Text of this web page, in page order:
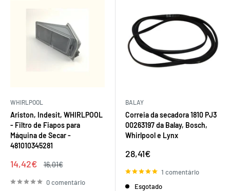
WHIRLPOOL
Ariston, Indesit, WHIRLPOOL
- Filtro de Fiapos para
Máquina de Secar -
481010345281
Preço
venda
14,42€
Preço
16,01€
0 comentário
BALAY
Correia da secadora 1810 PJ3
00263197 da Balay, Bosch,
Whirlpool e Lynx
Preço
venda
28,41€
1 comentário
Esgotado